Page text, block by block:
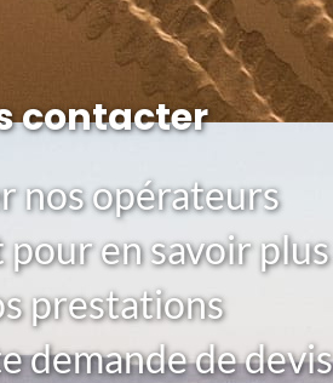
contacter
nos opérateurs
en savoir plus
prestations
demande de devis